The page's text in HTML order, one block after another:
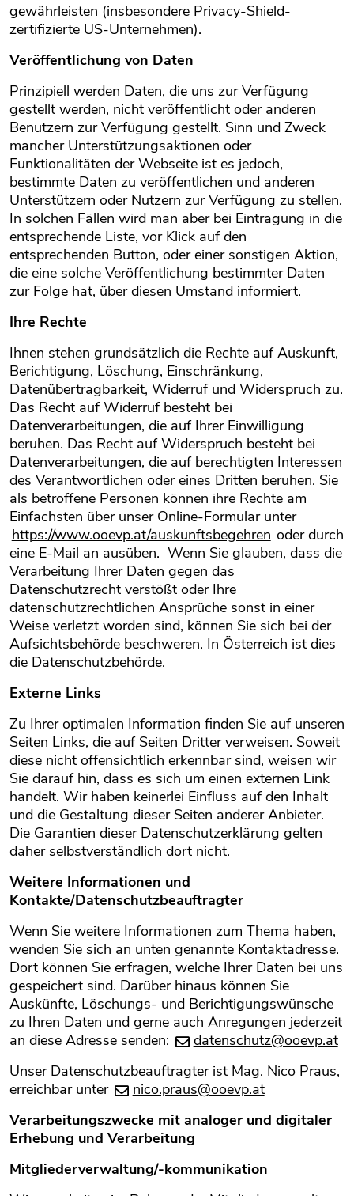
gewährleisten (insbesondere Privacy-Shield-
zertifizierte US-Unternehmen).
Veröffentlichung von Daten
Prinzipiell werden Daten, die uns zur Verfügung
gestellt werden, nicht veröffentlicht oder anderen
Benutzern zur Verfügung gestellt. Sinn und Zweck
mancher Unterstützungsaktionen oder
Funktionalitäten der Webseite ist es jedoch,
bestimmte Daten zu veröffentlichen und anderen
Unterstützern oder Nutzern zur Verfügung zu stellen.
In solchen Fällen wird man aber bei Eintragung in die
entsprechende Liste, vor Klick auf den
entsprechenden Button, oder einer sonstigen Aktion,
die eine solche Veröffentlichung bestimmter Daten
zur Folge hat, über diesen Umstand informiert.
Ihre Rechte
Ihnen stehen grundsätzlich die Rechte auf Auskunft,
Berichtigung, Löschung, Einschränkung,
Datenübertragbarkeit, Widerruf und Widerspruch zu.
Das Recht auf Widerruf besteht bei
Datenverarbeitungen, die auf Ihrer Einwilligung
beruhen. Das Recht auf Widerspruch besteht bei
Datenverarbeitungen, die auf berechtigten Interessen
des Verantwortlichen oder eines Dritten beruhen. Sie
als betroffene Personen können ihre Rechte am
Einfachsten über unser Online-Formular unter
https://www.ooevp.at/auskunftsbegehren oder durch
eine E-Mail an ausüben. Wenn Sie glauben, dass die
Verarbeitung Ihrer Daten gegen das
Datenschutzrecht verstößt oder Ihre
datenschutzrechtlichen Ansprüche sonst in einer
Weise verletzt worden sind, können Sie sich bei der
Aufsichtsbehörde beschweren. In Österreich ist dies
die Datenschutzbehörde.
Externe Links
Zu Ihrer optimalen Information finden Sie auf unseren
Seiten Links, die auf Seiten Dritter verweisen. Soweit
diese nicht offensichtlich erkennbar sind, weisen wir
Sie darauf hin, dass es sich um einen externen Link
handelt. Wir haben keinerlei Einfluss auf den Inhalt
und die Gestaltung dieser Seiten anderer Anbieter.
Die Garantien dieser Datenschutzerklärung gelten
daher selbstverständlich dort nicht.
Weitere Informationen und
Kontakte/Datenschutzbeauftragter
Wenn Sie weitere Informationen zum Thema haben,
wenden Sie sich an unten genannte Kontaktadresse.
Dort können Sie erfragen, welche Ihrer Daten bei uns
gespeichert sind. Darüber hinaus können Sie
Auskünfte, Löschungs- und Berichtigungswünsche
zu Ihren Daten und gerne auch Anregungen jederzeit
an diese Adresse senden:
datenschutz@ooevp.at
Unser Datenschutzbeauftragter ist Mag. Nico Praus,
erreichbar unter
nico.praus@ooevp.at
Verarbeitungszwecke mit analoger und digitaler
Erhebung und Verarbeitung
Mitgliederverwaltung/-kommunikation